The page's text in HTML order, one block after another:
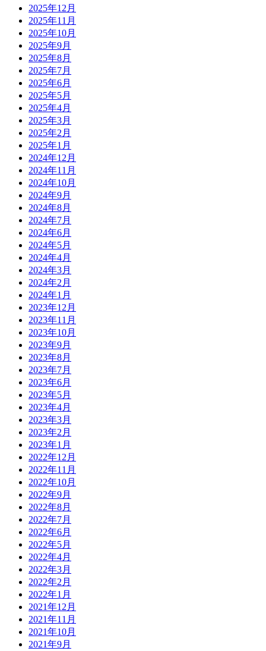
2025年12月
2025年11月
2025年10月
2025年9月
2025年8月
2025年7月
2025年6月
2025年5月
2025年4月
2025年3月
2025年2月
2025年1月
2024年12月
2024年11月
2024年10月
2024年9月
2024年8月
2024年7月
2024年6月
2024年5月
2024年4月
2024年3月
2024年2月
2024年1月
2023年12月
2023年11月
2023年10月
2023年9月
2023年8月
2023年7月
2023年6月
2023年5月
2023年4月
2023年3月
2023年2月
2023年1月
2022年12月
2022年11月
2022年10月
2022年9月
2022年8月
2022年7月
2022年6月
2022年5月
2022年4月
2022年3月
2022年2月
2022年1月
2021年12月
2021年11月
2021年10月
2021年9月